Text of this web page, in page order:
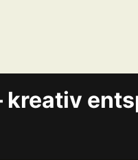
kreativ